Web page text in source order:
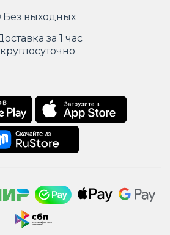
Без выходных
за 1 час
круглосуточно